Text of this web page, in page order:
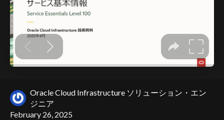
Oracle Cloud Infrastructure ソリューション・エン
ジニア
February 26, 2025